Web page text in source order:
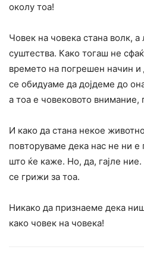
околу тоа!
Човек на човека стана волк, а
суштества. Како тогаш не
времето на погрешен начин
се обидуаме да дојдеме до
а тоа е човековото
И како да стана некое
повторуваме дека нас не ни е
што ќе каже. Но, да, гајле
се грижи за тоа.
Никако да признаеме дека
како човек на човека!